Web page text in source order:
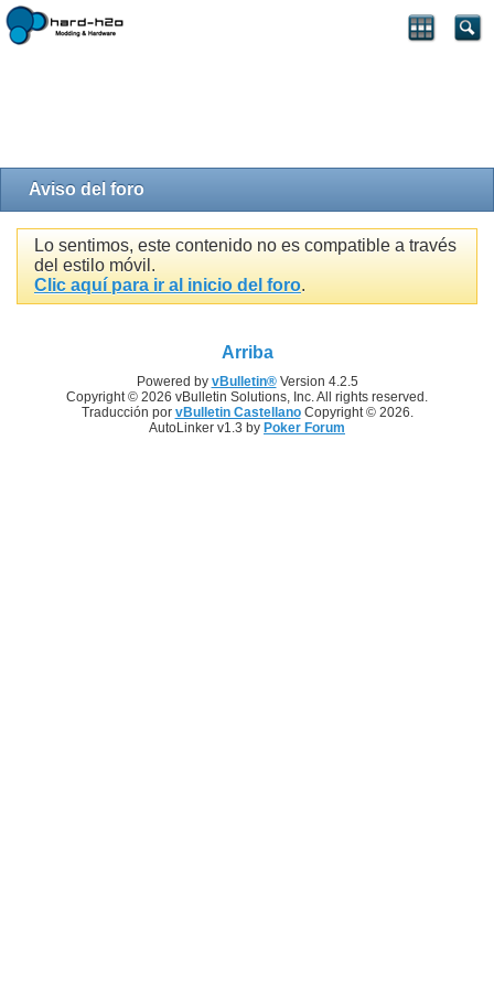
Aviso del foro
Lo sentimos, este contenido no es compatible a través
del estilo móvil.
Clic aquí para ir al inicio del foro.
Arriba
Powered by vBulletin®Version 4.2.5
Copyright © 2026 vBulletin Solutions, Inc. All rights reserved.
Traducción por vBulletin CastellanoCopyright © 2026.
AutoLinker v1.3 by Poker Forum